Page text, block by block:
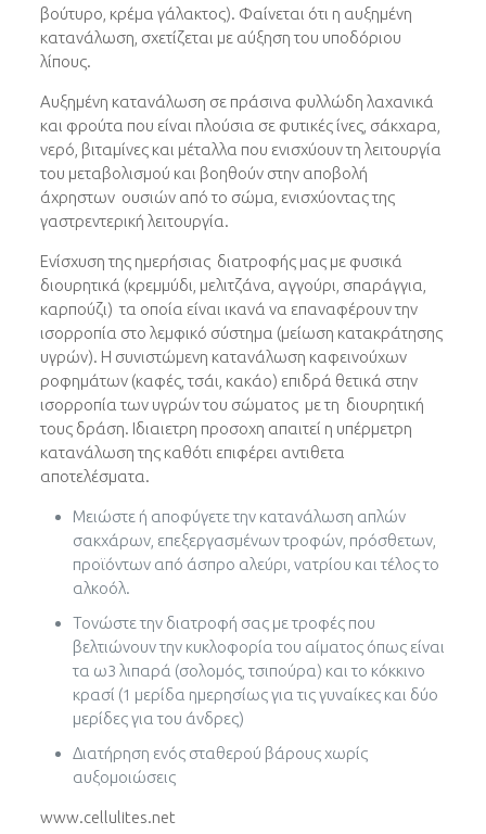
βούτυρο, κρέμα γάλακτος). Φαίνεται ότι η αυξημένη
κατανάλωση, σχετίζεται με αύξηση του υποδόριου
λίπους.
Αυξημένη κατανάλωση σε πράσινα φυλλώδη λαχανικά
και φρούτα που είναι πλούσια σε φυτικές ίνες, σάκχαρα,
νερό, βιταμίνες και μέταλλα που ενισχύουν τη λειτουργία
του μεταβολισμού και βοηθούν στην αποβολή
άχρηστων ουσιών από το σώμα, ενισχύοντας της
γαστρεντερική λειτουργία.
Ενίσχυση της ημερήσιας διατροφής μας με φυσικά
διουρητικά (κρεμμύδι, μελιτζάνα, αγγούρι, σπαράγγια,
καρπούζι) τα οποία είναι ικανά να επαναφέρουν την
ισορροπία στο λεμφικό σύστημα (μείωση κατακράτησης
υγρών). Η συνιστώμενη κατανάλωση καφεινούχων
ροφημάτων (καφές, τσάι, κακάο) επιδρά θετικά στην
ισορροπία των υγρών του σώματος με τη διουρητική
τους δράση. Ιδιαιετρη προσοχη απαιτεί η υπέρμετρη
κατανάλωση της καθότι επιφέρει αντιθετα
αποτελέσματα.
Μειώστε ή αποφύγετε την κατανάλωση απλών
σακχάρων, επεξεργασμένων τροφών, πρόσθετων,
προϊόντων από άσπρο αλεύρι, νατρίου και τέλος το
αλκοόλ.
Τονώστε την διατροφή σας με τροφές που
βελτιώνουν την κυκλοφορία του αίματος όπως είναι
τα ω3 λιπαρά (σολομός, τσιπούρα) και το κόκκινο
κρασί (1 μερίδα ημερησίως για τις γυναίκες και δύο
μερίδες για του άνδρες)
Διατήρηση ενός σταθερού βάρους χωρίς
αυξομοιώσεις
www.cellulites.net